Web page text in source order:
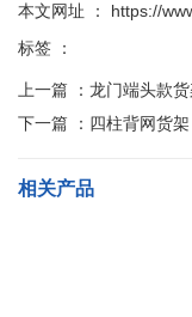
本文网址 ： https://
标签 ：
上一篇 ： 龙门端头款货
下一篇 ： 四柱背网货架
相关产品